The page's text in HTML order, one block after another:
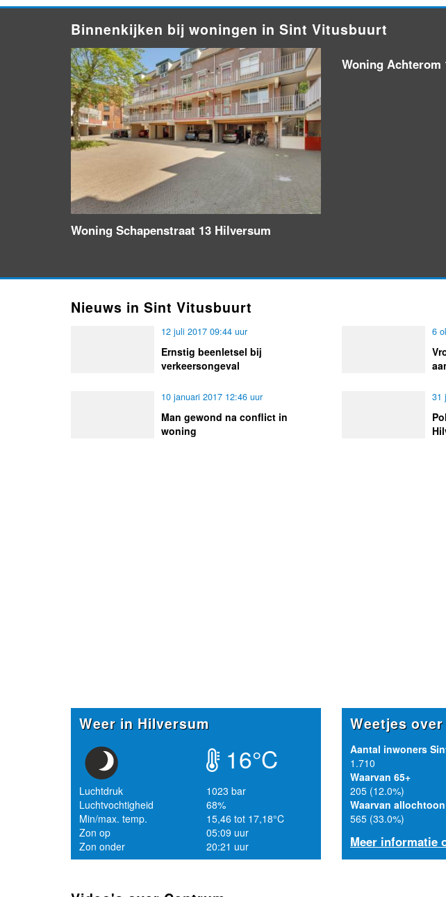
Binnenkijken bij woningen in Sint Vitusbuurt
Woning Schapenstraat 13 Hilversum
Woning Achterom
Nieuws in Sint Vitusbuurt
12 juli 2017 09:44 uur
Ernstig beenletsel bij
verkeersongeval
10 januari 2017 12:46 uur
Man gewond na conflict in
woning
6
31
Weer in Hilversum
16°C
Luchtdruk
1023 bar
Luchtvochtigheid
68%
Min/max. temp.
15,46 tot 17,18°C
Zon op
05:09 uur
Zon onder
20:21 uur
Weetjes
Aantal inwoners
1.710
Waarvan 65+
205 (12.0%)
Waarvan
565 (33.0%)
Meer informatie